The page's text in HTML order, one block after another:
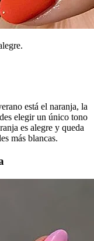
está el naranja, la
elegir un único tono
es alegre y queda
más blancas.